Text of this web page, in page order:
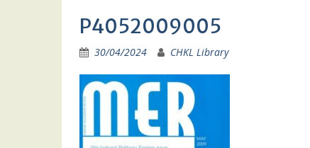
P4052009005
30/04/2024 CHKL Library